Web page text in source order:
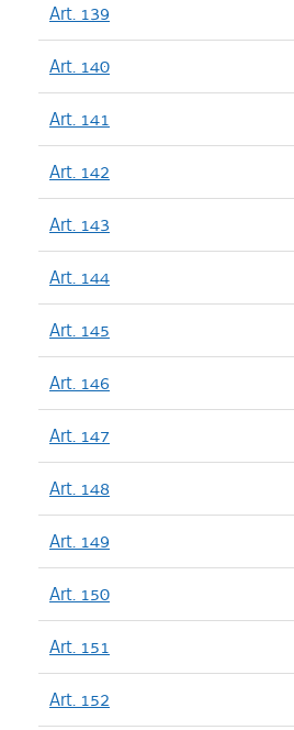
Art. 139
Art. 140
Art. 141
Art. 142
Art. 143
Art. 144
Art. 145
Art. 146
Art. 147
Art. 148
Art. 149
Art. 150
Art. 151
Art. 152